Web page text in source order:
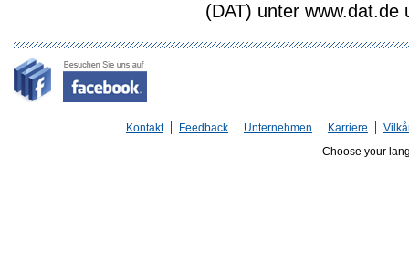
(DAT) unter www.dat.de
Kontakt Feedback Unternehmen Karriere
Choose your